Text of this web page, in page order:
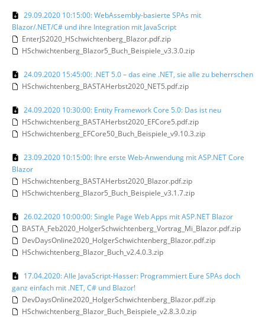
29.09.2020 10:15:00: WebAssembly-basierte SPAs mit
Blazor/.NET/C# und ihre Integration mit JavaScript
EnterJS2020_HSchwichtenberg_Blazor.pdf.zip
HSchwichtenberg_Blazor5_Buch_Beispiele_v3.3.0.zip
24.09.2020 15:45:00: .NET 5.0 – das eine .NET, sie alle zu beherrschen
HSchwichtenberg_BASTAHerbst2020_NET5.pdf.zip
24.09.2020 10:30:00: Entity Framework Core 5.0: Das ist neu
HSchwichtenberg_BASTAHerbst2020_EFCore5.pdf.zip
HSchwichtenberg_EFCore50_Buch_Beispiele_v9.10.3.zip
23.09.2020 10:15:00: Ihre erste Web-Anwendung mit ASP.NET Core
Blazor
HSchwichtenberg_BASTAHerbst2020_Blazor.pdf.zip
HSchwichtenberg_Blazor5_Buch_Beispiele_v3.1.7.zip
26.02.2020 10:00:00: Single Page Web Apps mit ASP.NET Blazor
BASTA_Feb2020_HolgerSchwichtenberg_Vortrag_Mi_Blazor.pdf.zip
DevDaysOnline2020_HolgerSchwichtenberg_Blazor.pdf.zip
HSchwichtenberg_Blazor_Buch_v2.4.0.3.zip
17.04.2020: Alle JavaScript-Hasser: Programmiert Eure SPAs doch
ganz einfach mit .NET, C# und Blazor!
DevDaysOnline2020_HolgerSchwichtenberg_Blazor.pdf.zip
HSchwichtenberg_Blazor_Buch_Beispiele_v2.8.3.0.zip